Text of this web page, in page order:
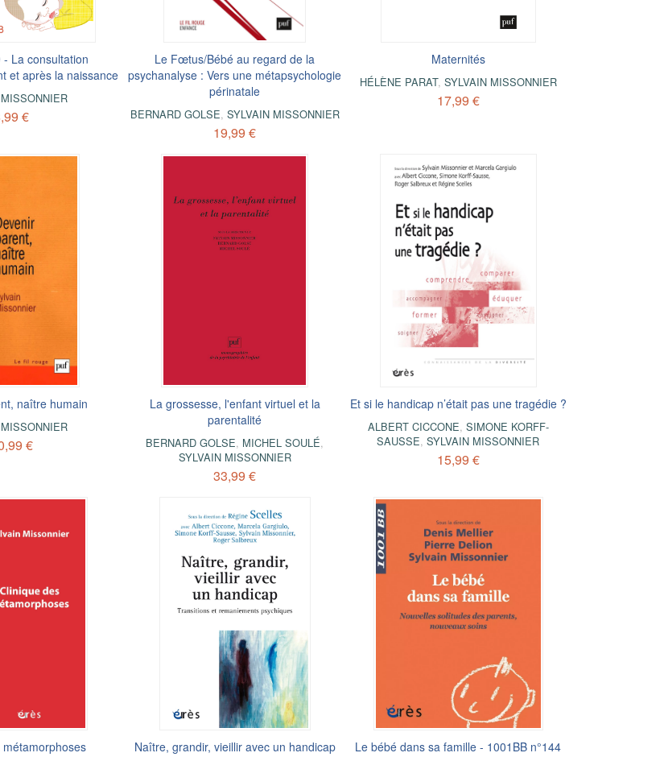
- La consultation
et après la naissance
€
Le Fœtus/Bébé au regard de la
psychanalyse : Vers une métapsychologie
périnatale
BERNARD GOLSE, SYLVAIN MISSONNIER
19,99 €
Maternités
HÉLÈNE PARAT, SYLVAIN MISSONNIER
17,99 €
naître humain
€
La grossesse, l'enfant virtuel et la
parentalité
BERNARD GOLSE, MICHEL SOULÉ,
SYLVAIN MISSONNIER
33,99 €
Et si le handicap n’était pas une tragédie ?
ALBERT CICCONE, SIMONE KORFF-
SAUSSE,SYLVAIN MISSONNIER
15,99 €
Naître, grandir, vieillir avec un handicap Le bébé dans sa famille - 1001BB n°144